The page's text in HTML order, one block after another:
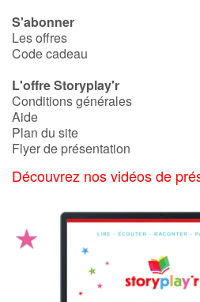
S'abonner
Les offres
Code cadeau
L'offre Storyplay'r
Conditions générales
Aide
Plan du site
Flyer de présentation
Découvrez nos vidéos de